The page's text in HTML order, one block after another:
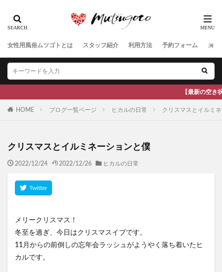
女性用風俗ムツゴトとは スタッフ紹介 利用方法 予約フォーム お客
【最新の空き状況は公式Xをご覧ください】全国地
HOME ブログ一覧ページ ヒカルの日常 クリスマスとイルミ
クリスマスとイルミネーションと僕
2022/12/24 2022/12/26 ヒカルの日常
メリークリスマス！
冬至を過ぎ、今日はクリスマスイブです。
11月からの前倒しの忘年会ラッシュがようやく落ち着いたヒ
カルです。